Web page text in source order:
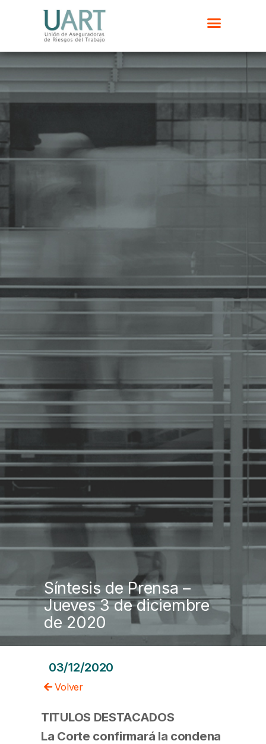
Síntesis de Prensa –
Jueves 3 de diciembre
de 2020
03/12/2020
Volver
TITULOS DESTACADOS
La Corte confirmará la condena